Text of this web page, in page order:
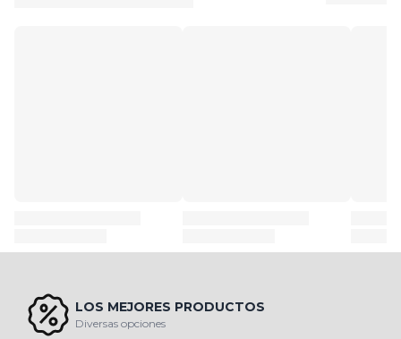
LOS MEJORES PRODUCTOS
Diversas opciones